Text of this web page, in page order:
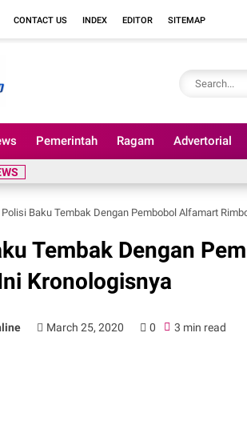
CONTACT US INDEX EDITOR SITEMAP
Pemerintah Ragam Advertorial
Polisi Baku Tembak Dengan Pembobol Alfamart
Tembak Dengan
Kronologisnya
March 25, 2020 0 3 min read